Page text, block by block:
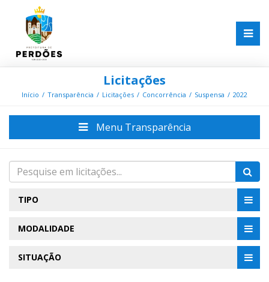
Licitações
Início Transparência Licitações Concorrência Suspensa 2022
Menu Transparência
TIPO
MODALIDADE
SITUAÇÃO